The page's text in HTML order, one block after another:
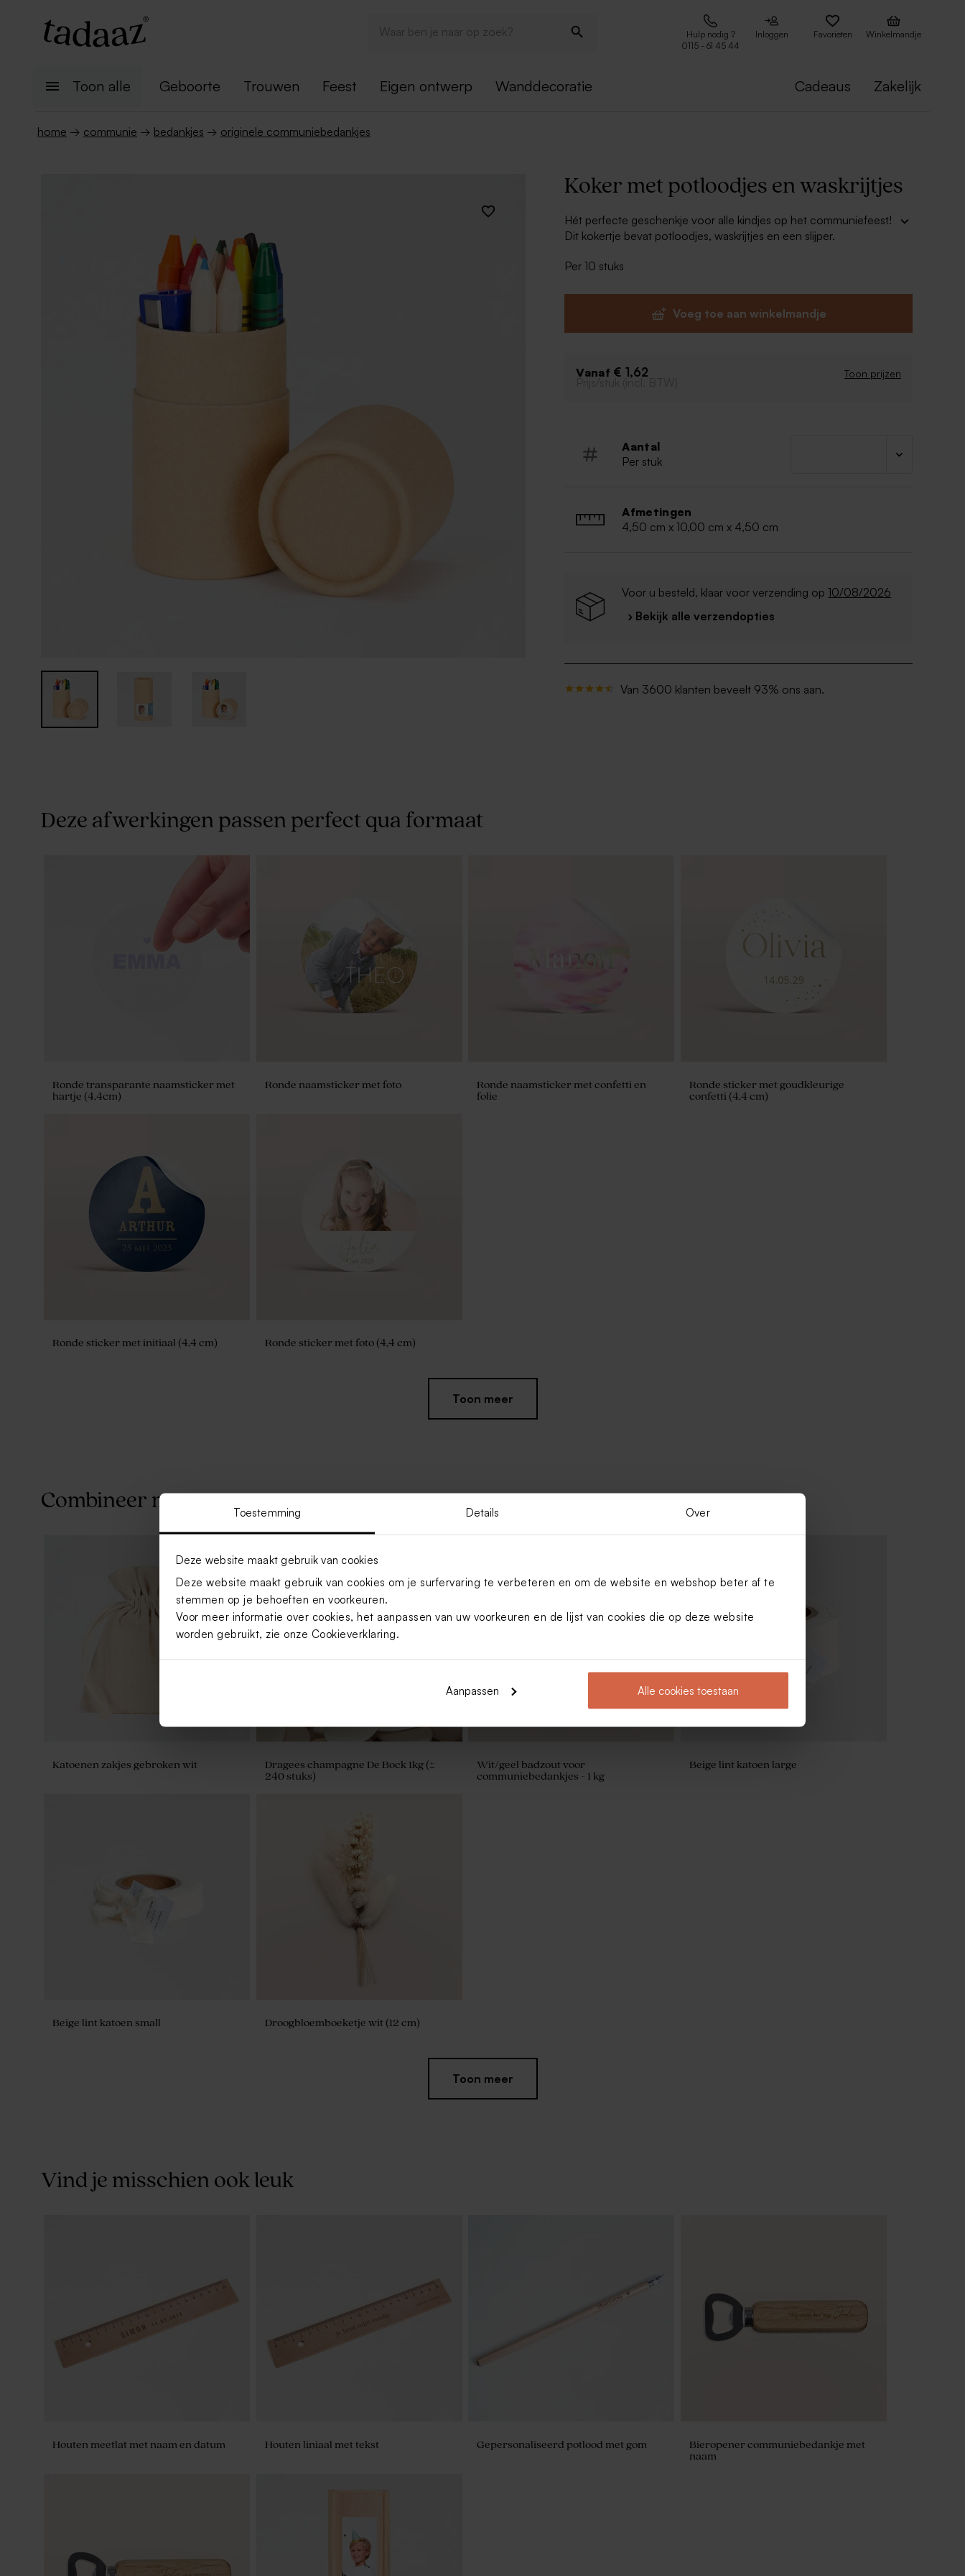
Toestemming Details Over
Deze website maakt gebruik van cookies
Deze website maakt gebruik van cookies om je surfervaring te verbeteren en om de website en webshop beter af te
stemmen op je behoeften en voorkeuren.
Voor meer informatie over cookies, het aanpassen van uw voorkeuren en de lijst van cookies die op deze website
worden gebruikt, zie onze Cookieverklaring.
Aanpassen Alle cookies toestaan
Hulp nodig ?
0115 - 61 45 44
Inloggen Favorieten Winkelmandje
Toon alle Geboorte Trouwen Feest Eigen ontwerp Wanddecoratie Cadeaus Zakelijk
home → communie → bedankjes → originele communiebedankjes
Koker met potloodjes en waskrijtjes
Hét perfecte geschenkje voor alle kindjes op het communiefeest!
Dit kokertje bevat potloodjes, waskrijtjes en een slijper.
van het feestvarken.
blijven zitten! Zeker als je deze potloodjes combineert met een
leuke gepersonaliseerde placemat, waarbij ze op de achterkant
Deze koker met potloodjes en waskrijtjes kan je vanaf 10 stuks
Per 10 stuks
Voeg toe aan winkelmandje
Vanaf € 1,62 Toon prijzen
Prijs/stuk (incl. BTW)
Aantal
Per stuk
Afmetingen
4,50 cm x 10,00 cm x 4,50 cm
Voor u besteld, klaar voor verzending op10/08/2026
› Bekijk alle verzendopties
Van 3600 klanten beveelt 93% ons aan.
Deze afwerkingen passen perfect qua formaat
Ronde transparante naamsticker met
hartje (4,4cm)
Ronde naamsticker met foto
Ronde naamsticker met confetti en
folie
Ronde sticker met goudkleurige
confetti (4,4 cm)
Ronde sticker met initiaal (4,4 cm) Ronde sticker met foto (4,4 cm)
Roze naamsticker communie met
Naamsticker met pet (4,4 cm)
Stoere naamsticker rond kleurrijk (4,4
cm)
droogbloemetjes (4,4cm)
Ronde naamsticker krant met foto (4,4
Toon meer
Combineer met
Katoenen zakjes gebroken wit
Dragees champagne De Bock 1kg (±
240 stuks)
Wit/geel badzout voor
communiebedankjes - 1 kg
Beige lint katoen large
Beige lint katoen small Droogbloemboeketje wit (12 cm)
Glazen potjes met deksel in frosted
Toon meer
Vind je misschien ook leuk
Houten meetlat met naam en datum Houten liniaal met tekst Gepersonaliseerd potlood met gom
Bieropener communiebedankje met
naam